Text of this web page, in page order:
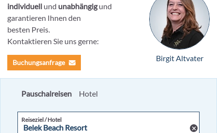
individuell und unabhängigund
garantieren Ihnen den
besten Preis.
Kontaktieren Sie uns gerne:
Buchungsanfrage Birgit Altvater
Pauschalreisen Hotel
Reiseziel / Hotel